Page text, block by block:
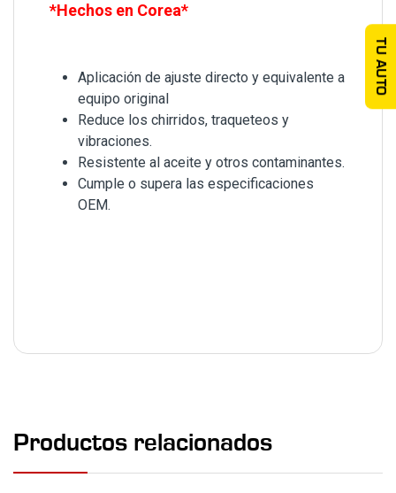
*Hechos en Corea*
Aplicación de ajuste directo y equivalente a
equipo original
Reduce los chirridos, traqueteos y
vibraciones.
Resistente al aceite y otros contaminantes.
Cumple o supera las especificaciones
OEM.
Productos relacionados
TU AUTO